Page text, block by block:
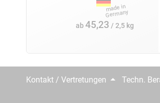
ab45,23 / 2,5 kg
Kontakt / Vertretungen Techn.